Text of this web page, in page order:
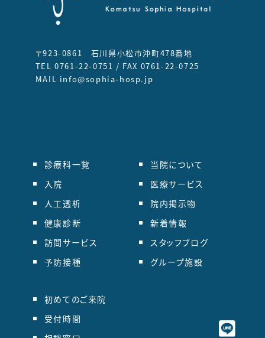
〒923-0861 石川県小松市沖町478番地
TEL 0761-22-0751 / FAX 0761-22-0725
MAIL info@sophia-hosp.jp
診療科一覧
入院
人工透析
健康診断
訪問サービス
予防接種
当院について
医療サービス
院内掲示物
新着情報
スタッフブログ
グループ施設
初めてのご来院
受付時間